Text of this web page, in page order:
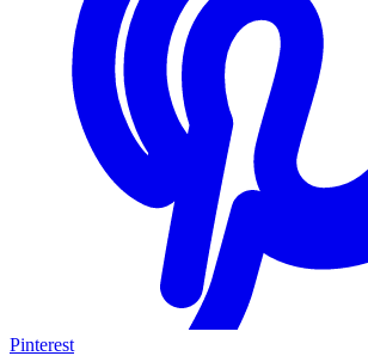
Pinterest